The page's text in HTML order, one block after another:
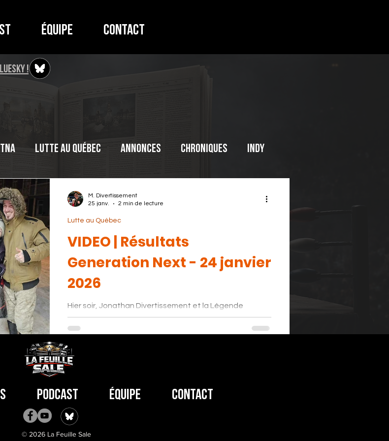
Équipe Contact
TNA Lutte au Québec Annonces Chroniques INDY
VIDEO | Résultats
Generation Next - 24 janvier
2026
Hier soir, Jonathan Divertissement et la Légende
Vivante ont bravé le Vortex Polaire pour se rendre dans
la vieille Capitale pour assister à leur tout premier
une salle comble où la moitié des gens devaient rester
debout! Photo: Jonathan Divertissement Christiane
très fière de lui montrer qu'elle portait son chandail d'
Evrett Gray , un magnifique cadeau de Noël off
Lutte au Québec
M. Divertissement
25 janv.
2 min de lecture
!
Podcast Équipe Contact
© 2026 La Feuille Sale